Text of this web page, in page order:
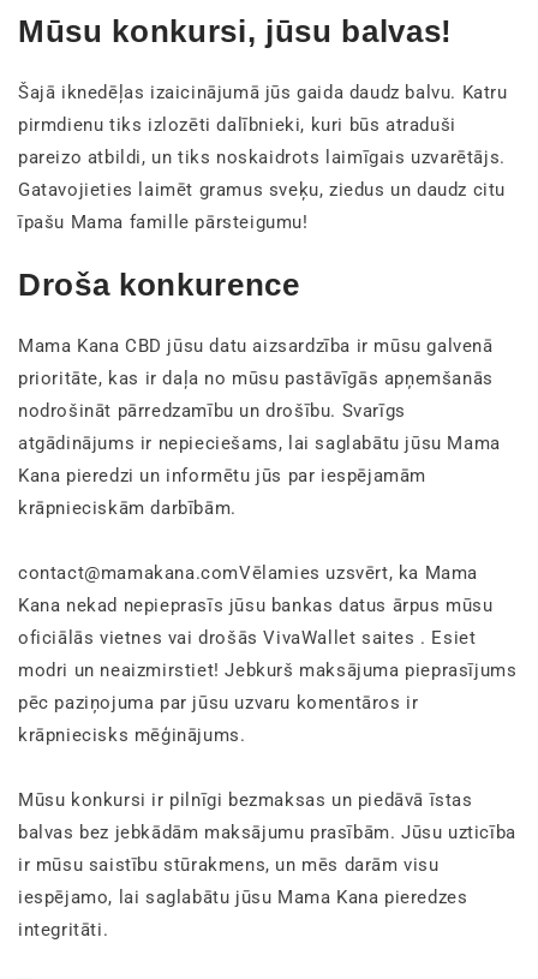
Mūsu konkursi, jūsu balvas!
Šajā iknedēļas izaicinājumā jūs gaida daudz balvu. Katru
pirmdienu tiks izlozēti dalībnieki, kuri būs atraduši
pareizo atbildi, un tiks noskaidrots laimīgais uzvarētājs.
Gatavojieties laimēt gramus sveķu, ziedus un daudz citu
īpašu Mama famille pārsteigumu!
Droša konkurence
Mama Kana CBD jūsu datu aizsardzība ir mūsu galvenā
prioritāte, kas ir daļa no mūsu pastāvīgās apņemšanās
nodrošināt pārredzamību un drošību. Svarīgs
atgādinājums ir nepieciešams, lai saglabātu jūsu Mama
Kana pieredzi un informētu jūs par iespējamām
krāpnieciskām darbībām.
contact@mamakana.comVēlamies uzsvērt, ka Mama
Kana nekad nepieprasīs jūsu bankas datus ārpus mūsu
oficiālās vietnes vai drošās VivaWallet saites . Esiet
modri un neaizmirstiet! Jebkurš maksājuma pieprasījums
pēc paziņojuma par jūsu uzvaru komentāros ir
krāpniecisks mēģinājums.
Mūsu konkursi ir pilnīgi bezmaksas un piedāvā īstas
balvas bez jebkādām maksājumu prasībām. Jūsu uzticība
ir mūsu saistību stūrakmens, un mēs darām visu
iespējamo, lai saglabātu jūsu Mama Kana pieredzes
integritāti.